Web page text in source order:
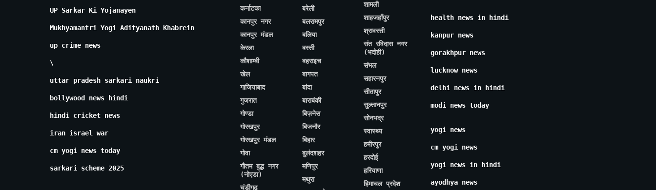
UP Sarkar Ki Yojanayen
Mukhyamantri Yogi Adityanath Khabrein
up crime news
\
uttar pradesh sarkari naukri
bollywood news hindi
hindi cricket news
iran israel war
cm yogi news today
sarkari scheme 2025
कर्नाटका
कानपुर नगर
कानपुर मंडल
केरला
कौशाम्बी
खेल
गाजियाबाद
गुजरात
गोण्डा
गोरखपुर
गोरखपुर मंडल
गोवा
गौतम बुद्ध नगर
(नोएडा)
चंडीगढ़
बरेली
बलरामपुर
बलिया
बस्ती
बहराइच
बागपत
बांदा
बाराबंकी
बिज़नेस
बिजनौर
बिहार
बुलंदशहर
मणिपुर
मथुरा
शामली
शाहजहाँपुर
श्रावस्ती
संत रविदास नगर
(भदोही)
संभल
सहारनपुर
सीतापुर
सुल्तानपुर
सोनभद्र
स्वास्थ्य
हमीरपुर
हरदोई
हरियाणा
हिमाचल प्रदेश
health news in hindi
kanpur news
gorakhpur news
lucknow news
delhi news in hindi
modi news today
yogi news
cm yogi news
yogi news in hindi
ayodhya news